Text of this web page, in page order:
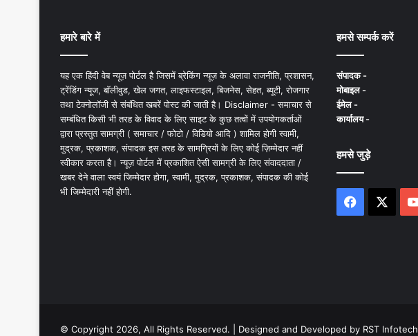
हमारे बारे में
यह एक हिंदी वेब न्यूज़ पोर्टल है जिसमें ब्रेकिंग न्यूज़ के अलावा राजनीति, प्रशासन,
ट्रेंडिंग न्यूज, बॉलीवुड, खेल जगत, लाइफस्टाइल, बिजनेस, सेहत, ब्यूटी, रोजगार
तथा टेक्नोलॉजी से संबंधित खबरें पोस्ट की जाती है। Disclaimer - समाचार से
सम्बंधित किसी भी तरह के विवाद के लिए साइट के कुछ तत्वों में उपयोगकर्ताओं
द्वारा प्रस्तुत सामग्री ( समाचार / फोटो / विडियो आदि ) शामिल होगी स्वामी,
मुद्रक, प्रकाशक, संपादक इस तरह के सामग्रियों के लिए कोई ज़िम्मेदार नहीं
स्वीकार करता है। न्यूज़ पोर्टल में प्रकाशित ऐसी सामग्री के लिए संवाददाता /
खबर देने वाला स्वयं जिम्मेदार होगा, स्वामी, मुद्रक, प्रकाशक, संपादक की कोई
भी जिम्मेदारी नहीं होगी.
हमसे सम्पर्क करें
संपादक -
मोबाइल -
ईमेल -
कार्यालय -
हमसे जुड़े
Facebook
© Copyright 2026, All Rights Reserved. | Designed and Developed by RST Infotech